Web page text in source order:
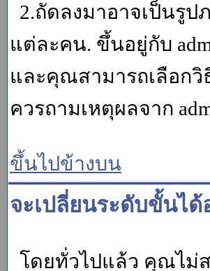
2.ถัดลงมาอาจเป็นรู
แต่ละคน. ขึ้นอยู่กับ
และคุณสามารถเลือก
ควรถามเหตุผลจาก
ขึ้นไปข้างบน
จะเปลี่ยนระดับขั้นได้
โดยทั่วไปแล้ว คุณไม่